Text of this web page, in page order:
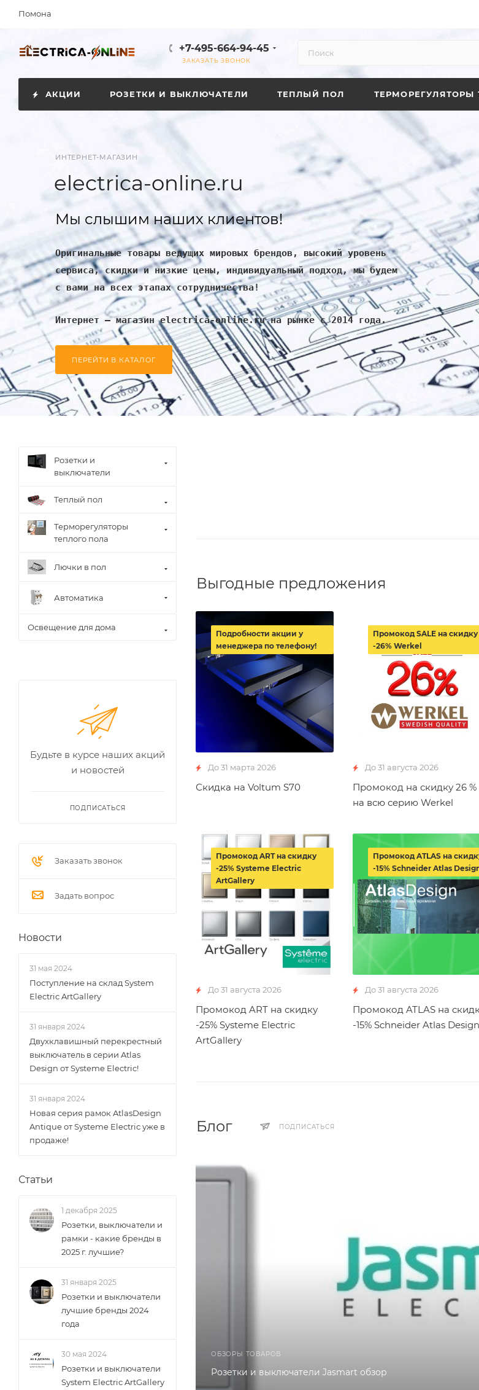
Помона
+7-495-664-94-45
ЗАКАЗАТЬ ЗВОНОК
АКЦИИ РОЗЕТКИ И ВЫКЛЮЧАТЕЛИ ТЕПЛЫЙ ПОЛ ТЕРМОРЕГУЛЯТОРЫ
ИНТЕРНЕТ-МАГАЗИН
electrica-online.ru
Мы слышим наших клиентов!
Оригинальные товары ведущих мировых брендов, высокий уровень
сервиса, скидки и низкие цены, индивидуальный подход, мы будем
с вами на всех этапах сотрудничества!
Интернет – магазин electrica-online.ru на рынке с 2014 года.
ПЕРЕЙТИ В КАТАЛОГ
Выгодные предложения
До 31 марта 2026
Скидка на Voltum S70
Подробности акции у
менеджера по телефону!
До 31 августа 2026
Промокод на скидку 26 %
на всю серию Werkel
Промокод SALE на скидку
-26% Werkel
До 31 августа 2026
Промокод ART на скидку
-25% Systeme Electric
ArtGallery
Промокод ART на скидку
-25% Systeme Electric
ArtGallery
До 31 августа 2026
Промокод ATLAS на
-15% Schneider Atlas Design
Промокод ATLAS на
-15% Schneider Atlas
Блог ПОДПИСАТЬСЯ
ОБЗОРЫ ТОВАРОВ
Розетки и выключатели Jasmart обзор
Розетки и
выключатели
Теплый пол
Терморегуляторы
теплого пола
Лючки в пол
Автоматика
Освещение для дома
Будьте в курсе наших акций
и новостей
ПОДПИСАТЬСЯ
Заказать звонок
Задать вопрос
Новости
31 мая 2024
Поступление на склад System
Electric ArtGallery
31 января 2024
Двухклавишный перекрестный
выключатель в серии Atlas
Design от Systeme Electric!
31 января 2024
Новая серия рамок AtlasDesign
Antique от Systeme Electric уже в
продаже!
Статьи
1 декабря 2025
Розетки, выключатели и
рамки - какие бренды в
2025 г. лучшие?
31 января 2025
Розетки и выключатели
лучшие бренды 2024
года
30 мая 2024
Розетки и выключатели
System Electric ArtGallery